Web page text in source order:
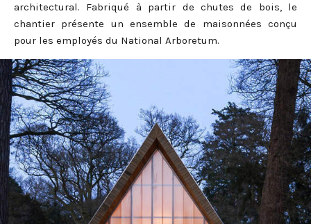
architectural. Fabriqué à partir de chutes de bois, le
chantier présente un ensemble de maisonnées conçu
pour les employés du National Arboretum.